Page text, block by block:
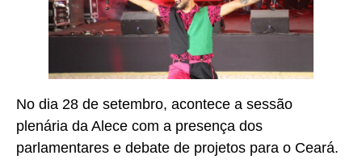
No dia 28 de setembro, acontece a sessão
plenária da Alece com a presença dos
parlamentares e debate de projetos para o Ceará.